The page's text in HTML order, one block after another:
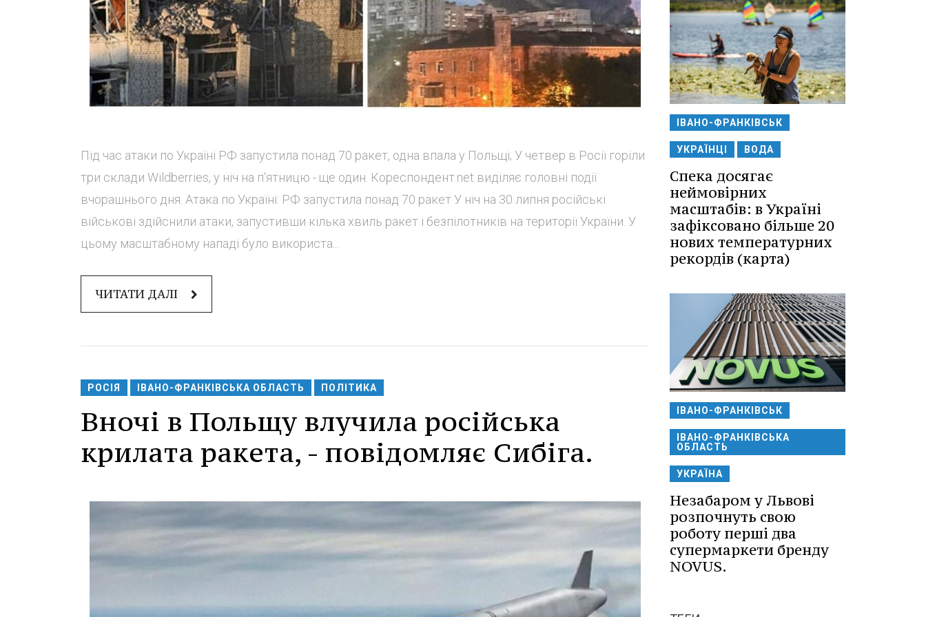
Під час атаки по Україні РФ запустила понад 70 ракет, одна впала у Польщі; У четвер в Росії горіли
три склади Wildberries, у ніч на п'ятницю - ще один. Кореспондент.net виділяє головні події
вчорашнього дня. Атака по Україні: РФ запустила понад 70 ракет У ніч на 30 липня російські
військові здійснили атаки, запустивши кілька хвиль ракет і безпілотників на території України. У
цьому масштабному нападі було використа...
ЧИТАТИ ДАЛІ
РОСІЯ ІВАНО-ФРАНКІВСЬКА ОБЛАСТЬ ПОЛІТИКА
Вночі в Польщу влучила російська
крилата ракета, - повідомляє Сибіга.
ІВАНО-ФРАНКІВСЬК
УКРАЇНЦІ ВОДА
Спека досягає
неймовірних
масштабів: в Україні
зафіксовано більше 20
нових температурних
рекордів (карта)
ІВАНО-ФРАНКІВСЬК
ІВАНО-ФРАНКІВСЬКА
ОБЛАСТЬ
УКРАЇНА
Незабаром у Львові
розпочнуть свою
роботу перші два
супермаркети бренду
NOVUS.